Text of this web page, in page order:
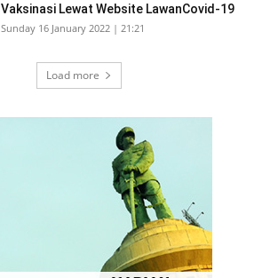
Vaksinasi Lewat Website LawanCovid-19
Sunday 16 January 2022 | 21:21
Load more